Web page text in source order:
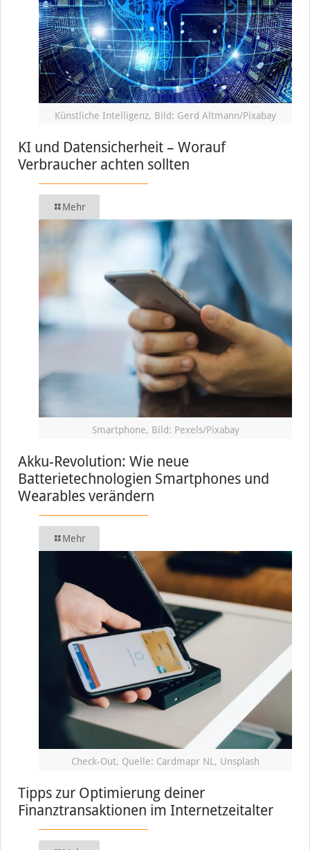
Künstliche Intelligenz, Bild: Gerd Altmann/Pixabay
KI und Datensicherheit – Worauf
Verbraucher achten sollten
Mehr
Smartphone, Bild: Pexels/Pixabay
Akku-Revolution: Wie neue
Batterietechnologien Smartphones und
Wearables verändern
Mehr
Check-Out, Quelle: Cardmapr NL, Unsplash
Tipps zur Optimierung deiner
Finanztransaktionen im Internetzeitalter